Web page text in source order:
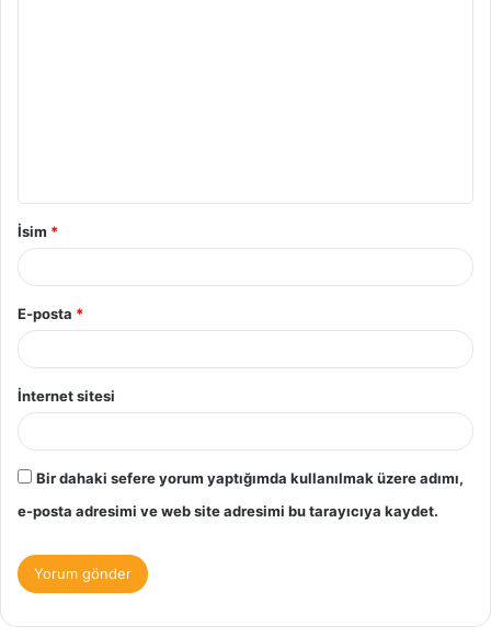
İsim *
E-posta *
İnternet sitesi
Bir dahaki sefere yorum yaptığımda kullanılmak üzere adımı,
e-posta adresimi ve web site adresimi bu tarayıcıya kaydet.